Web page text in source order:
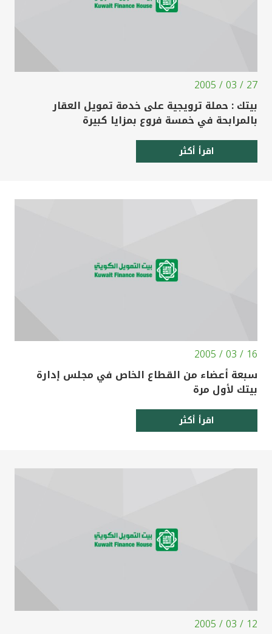
27 / 03 / 2005
بيتك : حملة ترويجية على خدمة تمويل العقار
بالمرابحة في خمسة فروع بمزايا كبيرة
اقرأ أكثر
16 / 03 / 2005
سبعة أعضاء من القطاع الخاص في مجلس إدارة
بيتك لأول مرة
اقرأ أكثر
12 / 03 / 2005